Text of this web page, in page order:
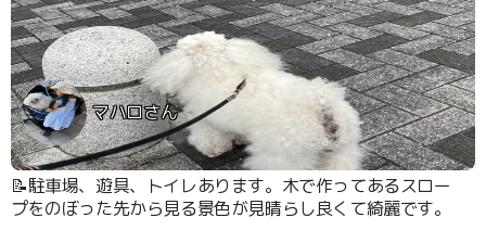
マハロさん
📝駐車場、遊具、トイレあります。木で作ってあるスロー
プをのぼった先から見る景色が見晴らし良くて綺麗です。